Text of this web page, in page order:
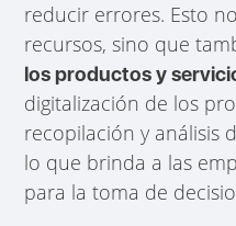
reducir errores. Esto
recursos, sino que
los productos y
digitalización de los
recopilación y análisis
lo que brinda a las
para la toma de